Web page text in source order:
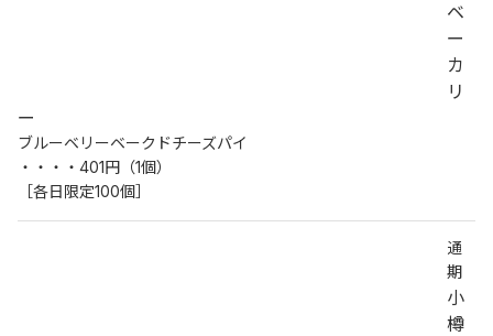
ベ
ー
カ
リ
ー
ブルーベリーベークドチーズパイ
・・・・401円（1個）
［各日限定100個］
通
期
小
樽